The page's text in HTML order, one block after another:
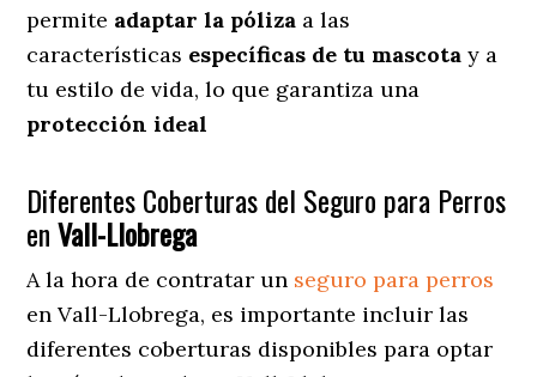
permite adaptar la póliza a las
características específicas de tu mascota y a
tu estilo de vida, lo que garantiza una
protección ideal
Diferentes Coberturas del Seguro para Perros
en Vall-Llobrega
A la hora de contratar un seguro para perros
en Vall-Llobrega, es importante incluir las
diferentes coberturas disponibles para optar